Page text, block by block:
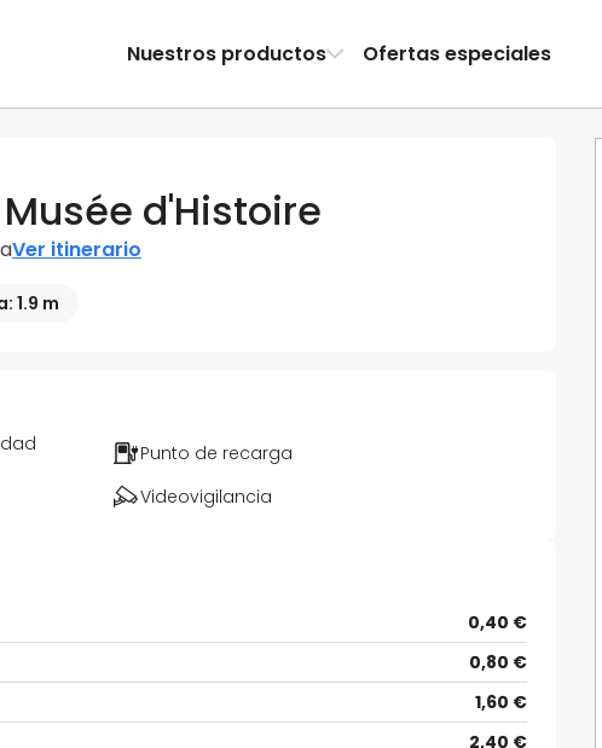
Nuestros productos Ofertas especiales
d'Histoire
Ver itinerario
1.9 m
Punto de recarga
Videovigilancia
0,40 €
0,80 €
1,60 €
2,40 €